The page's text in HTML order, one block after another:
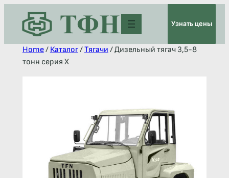
Узнать цены
Home/ Каталог/Тягачи / Дизельный тягач 3,5-8
тонн серия Х